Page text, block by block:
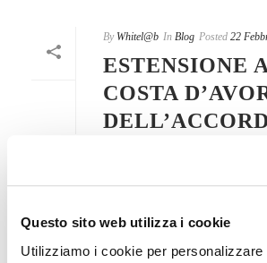
Questo sito web utilizza i cookie
Utilizziamo i cookie per personalizzare
By Whitel@b In Blog Posted 22
ESTENSIONE
COSTA
Tutte le informazioni
Europea.